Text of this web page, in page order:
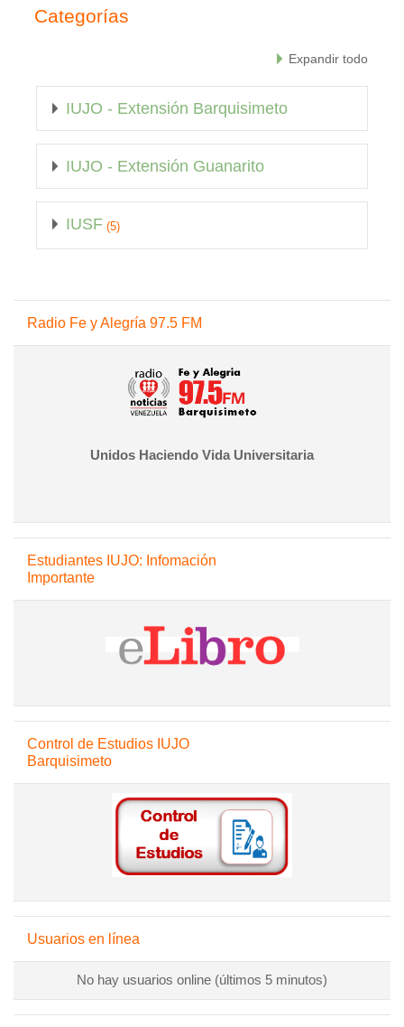
Categorías
Expandir todo
IUJO - Extensión Barquisimeto
IUJO - Extensión Guanarito
IUSF (5)
Radio Fe y Alegría 97.5 FM
Unidos Haciendo Vida Universitaria
Estudiantes IUJO: Infomación
Importante
Control de Estudios IUJO
Barquisimeto
Usuarios en línea
No hay usuarios online (últimos 5 minutos)